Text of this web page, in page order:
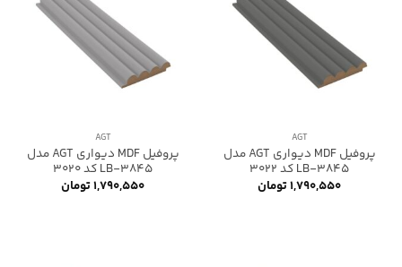
AGT
پروفیل MDF دیواری AGT مدل
LB-3845 کد 3022
۱,۷۹۰,۵۵۰تومان
AGT
پروفیل MDF دیواری AGT مدل
LB-3845 کد 3020
۱,۷۹۰,۵۵۰تومان